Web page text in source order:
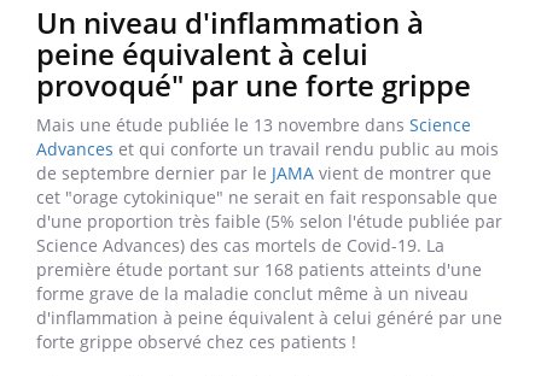
Un niveau d'inflammation à
peine équivalent à celui
provoqué" par une forte grippe
Mais une étude publiée le 13 novembre dans Science
Advances et qui conforte un travail rendu public au mois
de septembre dernier par le JAMA vient de montrer que
cet "orage cytokinique" ne serait en fait responsable que
d'une proportion très faible (5% selon l'étude publiée par
Science Advances) des cas mortels de Covid-19. La
première étude portant sur 168 patients atteints d'une
forme grave de la maladie conclut même à un niveau
d'inflammation à peine équivalent à celui généré par une
forte grippe observé chez ces patients !